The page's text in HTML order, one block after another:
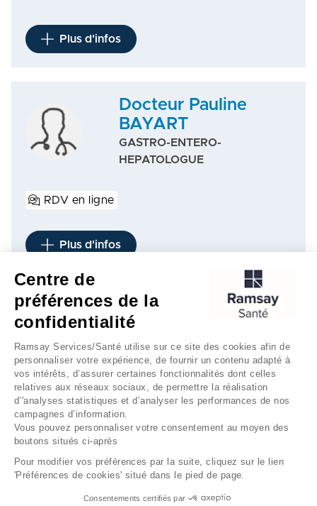
Plus d'infos
Docteur Pauline
BAYART
GASTRO-ENTERO-
HEPATOLOGUE
RDV en ligne
Plus d'infos
1 2 3 … 20
Données personnelles
Centre de
préférences de la
confidentialité
Ramsay Services/Santé utilise sur ce site des cookies afin de
personnaliser votre expérience, de fournir un contenu adapté à
vos intérêts, d’assurer certaines fonctionnalités dont celles
relatives aux réseaux sociaux, de permettre la réalisation
d’'analyses statistiques et d’analyser les performances de nos
campagnes d’information.
Vous pouvez personnaliser votre consentement au moyen des
boutons situés ci-après
Pour modifier vos préférences par la suite, cliquez sur le lien
'Préférences de cookies' situé dans le pied de page.
Consentements certifiés par